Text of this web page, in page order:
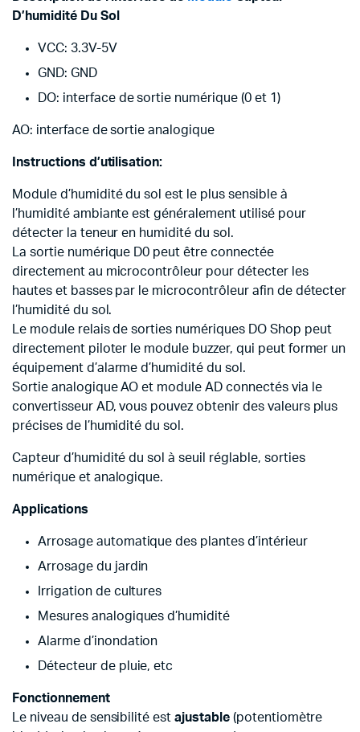
D’humidité Du Sol
VCC: 3.3V-5V
GND: GND
DO: interface de sortie numérique (0 et 1)
AO: interface de sortie analogique
Instructions d’utilisation:
Module d’humidité du sol est le plus sensible à
l’humidité ambiante est généralement utilisé pour
détecter la teneur en humidité du sol.
La sortie numérique D0 peut être connectée
directement au microcontrôleur pour détecter les
hautes et basses par le microcontrôleur afin de détecter
l’humidité du sol.
Le module relais de sorties numériques DO Shop peut
directement piloter le module buzzer, qui peut former un
équipement d’alarme d’humidité du sol.
Sortie analogique AO et module AD connectés via le
convertisseur AD, vous pouvez obtenir des valeurs plus
précises de l’humidité du sol.
Capteur d’humidité du sol à seuil réglable, sorties
numérique et analogique.
Applications
Arrosage automatique des plantes d’intérieur
Arrosage du jardin
Irrigation de cultures
Mesures analogiques d’humidité
Alarme d’inondation
Détecteur de pluie, etc
Fonctionnement
Le niveau de sensibilité estajustable(potentiomètre